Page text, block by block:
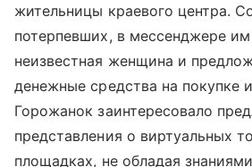
жительницы краевого центра.
потерпевших, в мессенджере им
неизвестная женщина и
денежные средства на покупке
Горожанок заинтересовало
представления о виртуальных
площадках, не обладая